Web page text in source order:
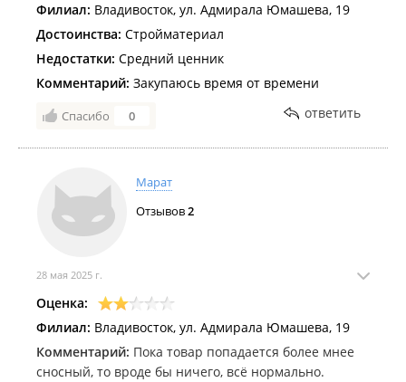
Филиал: Владивосток, ул. Адмирала Юмашева, 19
Достоинства: Стройматериал
Недостатки: Средний ценник
Комментарий: Закупаюсь время от времени
Спасибо 0 ответить
Марат
Отзывов2
28 мая 2025 г.
Оценка:
Филиал: Владивосток, ул. Адмирала Юмашева, 19
Комментарий: Пока товар попадается более мнее
сносный, то вроде бы ничего, всё нормально.